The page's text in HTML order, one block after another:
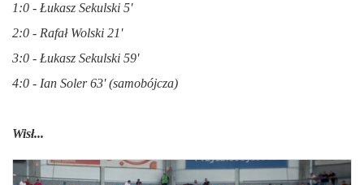
1:0 - Łukasz Sekulski 5'
2:0 - Rafał Wolski 21'
3:0 - Łukasz Sekulski 59'
4:0 - Ian Soler 63' (samobójcza)
Wisł...